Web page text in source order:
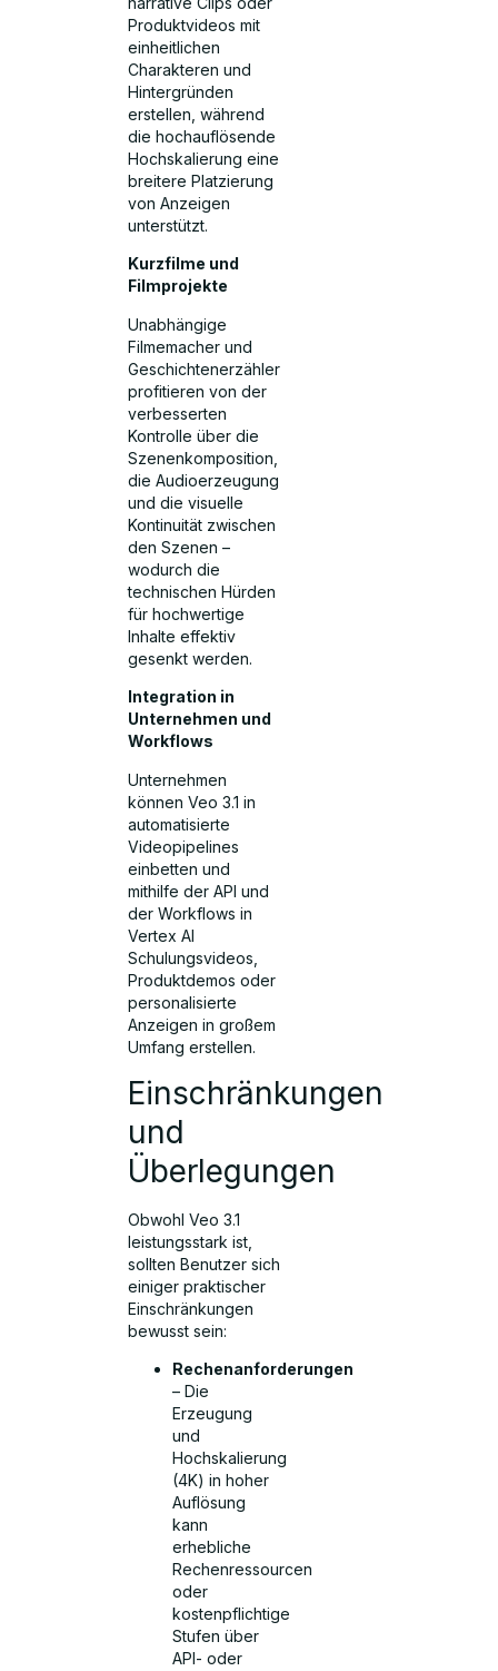
Produktvideos mit
einheitlichen
Charakteren und
Hintergründen
erstellen, während
die hochauflösende
Hochskalierung eine
breitere Platzierung
von Anzeigen
unterstützt.
Kurzfilme und
Filmprojekte
Unabhängige
Filmemacher und
Geschichtenerzähler
profitieren von der
verbesserten
Kontrolle über die
Szenenkomposition,
die Audioerzeugung
und die visuelle
Kontinuität zwischen
den Szenen –
wodurch die
technischen Hürden
für hochwertige
Inhalte effektiv
gesenkt werden.
Integration in
Unternehmen und
Workflows
Unternehmen
können Veo 3.1 in
automatisierte
Videopipelines
einbetten und
mithilfe der API und
der Workflows in
Vertex AI
Schulungsvideos,
Produktdemos oder
personalisierte
Anzeigen in großem
Umfang erstellen.
Einschränkungen
und
Überlegungen
Obwohl Veo 3.1
leistungsstark ist,
sollten Benutzer sich
einiger praktischer
Einschränkungen
bewusst sein:
Rechenanforderungen
– Die
Erzeugung
und
Hochskalierung
(4K) in hoher
Auflösung
kann
erhebliche
Rechenressourcen
oder
kostenpflichtige
Stufen über
API- oder